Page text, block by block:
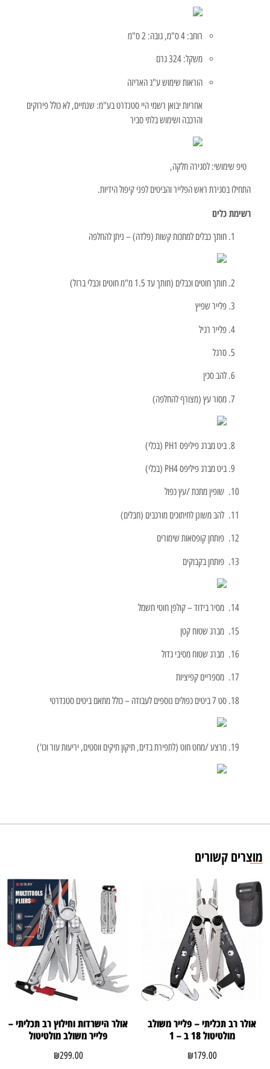
רוחב: 4 ס"מ, גובה: 2 ס"מ
משקל: 324 גרם
הוראות שימוש ע"ג האריזה
אחריות יבואן רשמי היי סטנדרט בע"מ: שנתיים, לא כולל פירוקים
והרכבה ושימוש בלתי סביר
טיפ שימושי: לסגירה חלקה,
התחילו בסגירת ראש הפלייר והביטים לפני קיפול הידיות.
רשימת כלים
חותך כבלים למתכות קשות (פלדה) – ניתן להחלפה
חותך חוטים וכבלים (חותך עד 1.5 מ"מ חוטים וכבלי ברזל)
פלייר שפיץ
פלייר רגיל
סרגל
להב סכין
מסור עץ (מצורף להחלפה)
ביט מברג פיליפס PH1 (בכלי)
ביט מברג פיליפס PH4 (בכלי)
שופין מתכת /עץ כפול
להב משונן לחיתוכים מורכבים (חבלים)
פותחן קופסאות שימורים
פותחן בקבוקים
מסיר בידוד – קולפן חוטי חשמל
מברג שטוח קטן
מברג שטוח מסיבי גדול
מספריים קפיציות
סט 7 ביטים כפולים נוספים לעבודה – כולל מתאם ביטים סטנדרטי
מרצע /מחט חוט (לתפירת בדים, תיקון תיקים ווסטים, יריעות עור וכו')
מוצרים קשורים
אולר רב תכליתי – פלייר משולב
מולטיטול 18 ב – 1
₪179.00
אולר הישרדות וחילוץ רב תכליתי –
פלייר משולב מולטיטול
₪299.00